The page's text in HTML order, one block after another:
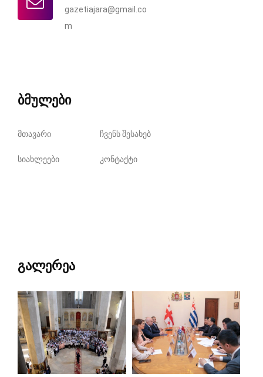
gazetiajara@gmail.co
m
ბმულები
მთავარი ჩვენს შესახებ
სიახლეები კონტაქტი
გალერეა